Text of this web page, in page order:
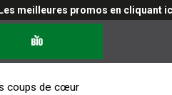
promos en cliquant ici
coups de cœur